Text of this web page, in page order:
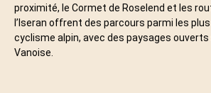
proximité, le Cormet de Roselend et les
l’Iseran offrent des parcours parmi les
cyclisme alpin, avec des paysages ouverts
Vanoise.